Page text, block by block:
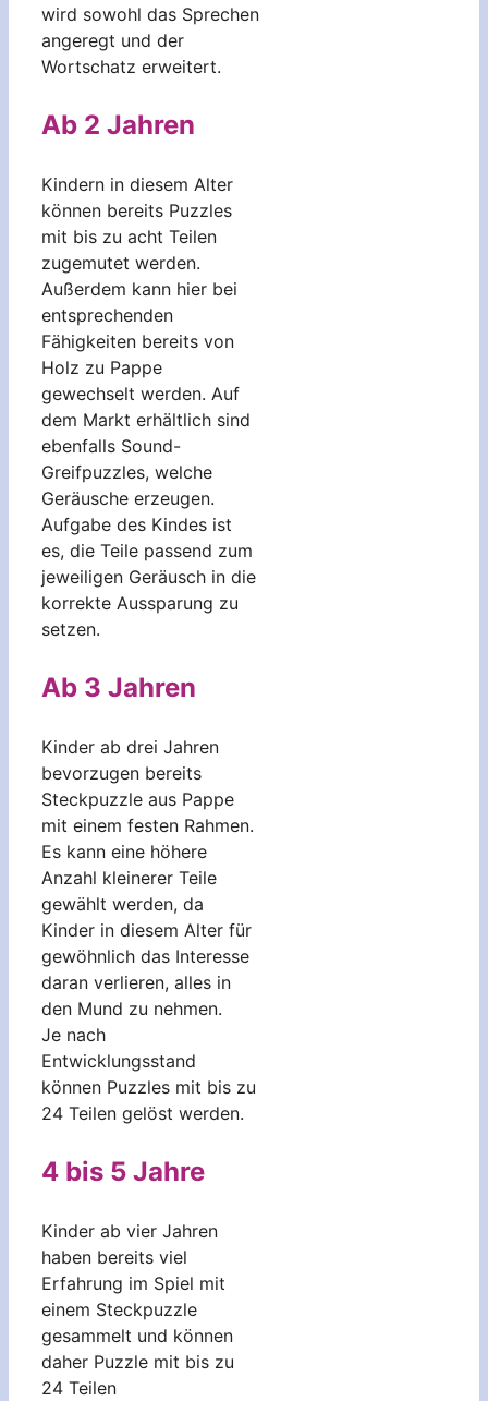
wird sowohl das Sprechen
angeregt und der
Wortschatz erweitert.
Ab 2 Jahren
Kindern in diesem Alter
können bereits Puzzles
mit bis zu acht Teilen
zugemutet werden.
Außerdem kann hier bei
entsprechenden
Fähigkeiten bereits von
Holz zu Pappe
gewechselt werden. Auf
dem Markt erhältlich sind
ebenfalls Sound-
Greifpuzzles, welche
Geräusche erzeugen.
Aufgabe des Kindes ist
es, die Teile passend zum
jeweiligen Geräusch in die
korrekte Aussparung zu
setzen.
Ab 3 Jahren
Kinder ab drei Jahren
bevorzugen bereits
Steckpuzzle aus Pappe
mit einem festen Rahmen.
Es kann eine höhere
Anzahl kleinerer Teile
gewählt werden, da
Kinder in diesem Alter für
gewöhnlich das Interesse
daran verlieren, alles in
den Mund zu nehmen.
Je nach
Entwicklungsstand
können Puzzles mit bis zu
24 Teilen gelöst werden.
4 bis 5 Jahre
Kinder ab vier Jahren
haben bereits viel
Erfahrung im Spiel mit
einem Steckpuzzle
gesammelt und können
daher Puzzle mit bis zu
24 Teilen